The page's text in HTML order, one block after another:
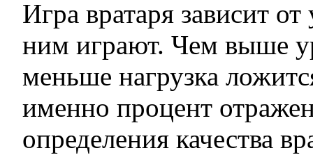
Игра вратаря зависит
ним играют. Чем выше
меньше нагрузка
именно процент
определения качества